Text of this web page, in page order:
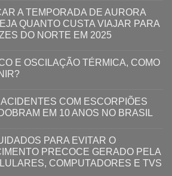
A TEMPORADA DE AURORA
QUANTO CUSTA VIAJAR PARA
DO NORTE EM 2025
E OSCILAÇÃO TÉRMICA, COMO
COM ESCORPIÕES
EM 10 ANOS NO BRASIL
PARA EVITAR O
PRECOCE GERADO PELA
COMPUTADORES E TVS​​